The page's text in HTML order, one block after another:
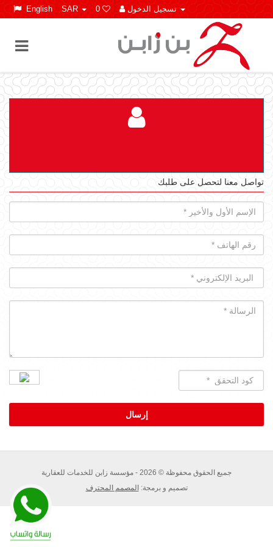
English SAR
تواصل معنا لتحصل على طلبك
جميع الحقوق محفوظة © 2026 - مؤسسة زابن للخدمات للعقارية
تصميم و برمجة: المصمم المحترف